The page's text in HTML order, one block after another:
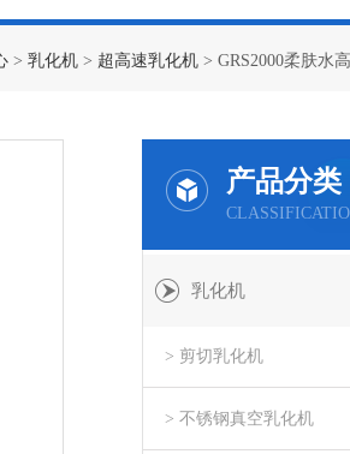
> 乳化机 > 超高速乳化机 > GRS2000柔肤水
产品分类
乳化机
> 剪切乳化机
> 不锈钢真空乳化机